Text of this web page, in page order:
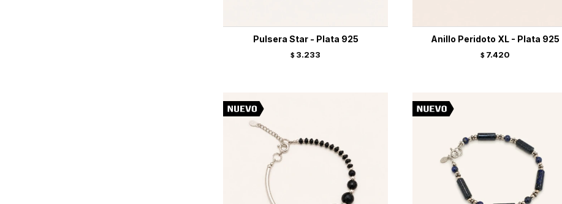
Pulsera Star - Plata 925
$ 3.233
Anillo Peridoto XL - Plata 925
$ 7.420